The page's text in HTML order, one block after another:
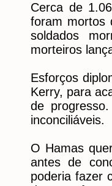
Cerca de
foram mortos
soldados
morteiros
Esforços
Kerry, para
de
inconciliáveis.
O Hamas
antes de
poderia fazer